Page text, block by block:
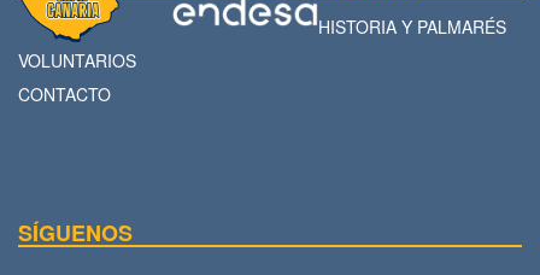
HISTORIA Y PALMARÉS
VOLUNTARIOS
CONTACTO
SÍGUENOS